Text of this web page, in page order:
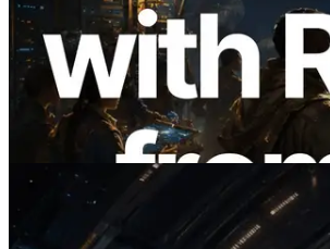
ERPC étend l’API Solana
avec la mesure du ping
du monde — l’API
Information est également